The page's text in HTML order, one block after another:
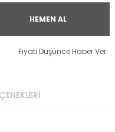
HEMEN AL
Fiyatı Düşünce Haber Ver